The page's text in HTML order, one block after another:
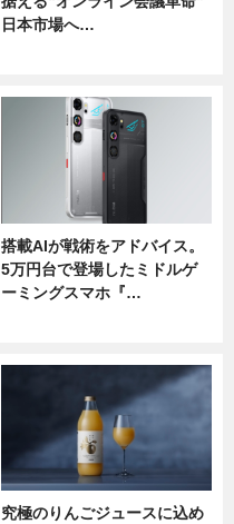
日本市場へ…
搭載AIが戦術をアドバイス。
5万円台で登場したミドルゲ
ーミングスマホ『…
究極のりんごジュースに込め